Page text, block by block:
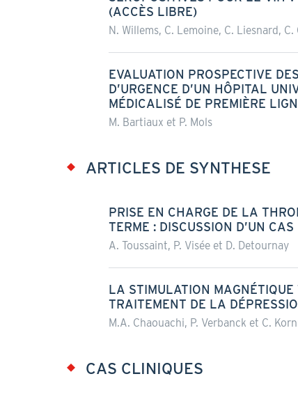
(ACCÈS LIBRE)
N. Willems, C. Lemoine, C. Liesnard,
EVALUATION PROSPECTIVE
D’URGENCE D’UN HÔPITAL
MÉDICALISÉ DE PREMIÈRE
M. Bartiaux et P. Mols
ARTICLES DE SYNTHESE
PRISE EN CHARGE DE LA
TERME : DISCUSSION D’UN
A. Toussaint, P. Visée et D. Detournay
LA STIMULATION
TRAITEMENT DE LA
M.A. Chaouachi, P. Verbanck et C.
CAS CLINIQUES